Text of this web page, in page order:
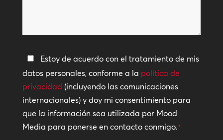
Política
de
privacidad
*
Estoy de acuerdo con el tratamiento de mis
datos personales, conforme a la política de
privacidad (incluyendo las comunicaciones
internacionales) y doy mi consentimiento para
que la información sea utilizada por Mood
Media para ponerse en contacto conmigo.*